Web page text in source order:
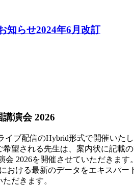
知らせ2024年6月改訂
演会 2026
ブ配信のHybrid形式で開催いたし
望される先生は、案内状に記載
会 2026を開催させていただきます。
おける最新のデータをエキスパ
だきます。